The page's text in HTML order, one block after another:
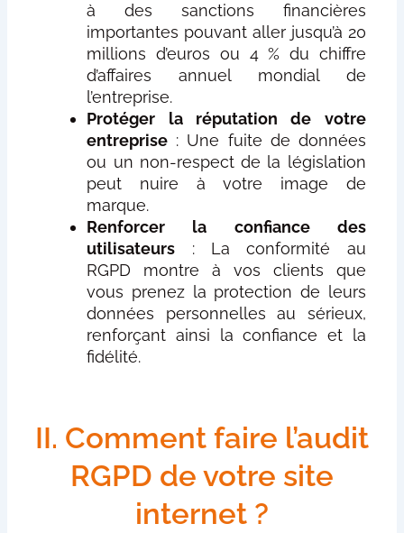
à des sanctions financières
importantes pouvant aller jusqu’à 20
millions d’euros ou 4 % du chiffre
d’affaires annuel mondial de
l’entreprise.
Protéger la réputation de votre
entreprise : Une fuite de données
ou un non-respect de la législation
peut nuire à votre image de
marque.
Renforcer la confiance des
utilisateurs : La conformité au
RGPD montre à vos clients que
vous prenez la protection de leurs
données personnelles au sérieux,
renforçant ainsi la confiance et la
fidélité.
II. Comment faire l’audit
RGPD de votre site
internet ?